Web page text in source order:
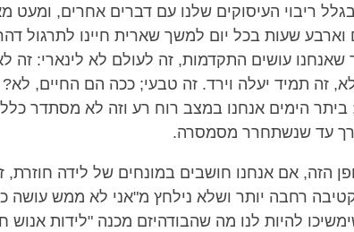
בגלל ריבוי העיסוקים שלנו עם דברים אחרים, ומעט
וארבע שעות בכל יום למשך שארית חיינו לתרגול
שאנחנו עושים התקדמות, זה לעולם לא לינארי: זה
זה תמיד יעלה וירד. זה טבעי; ככה הם החיים,
הימים אנחנו במצב רוח רע וזה לא מסתדר
עד שנשתחרר מסמסרה.
הזה, אם אנחנו חושבים במונחים של לידה חוזרת,
רחבה יותר ושלא נילחץ מ"אני לא ממש עושה
להיות לנו מה שהבודהיזם מכנה "לידות אנוש